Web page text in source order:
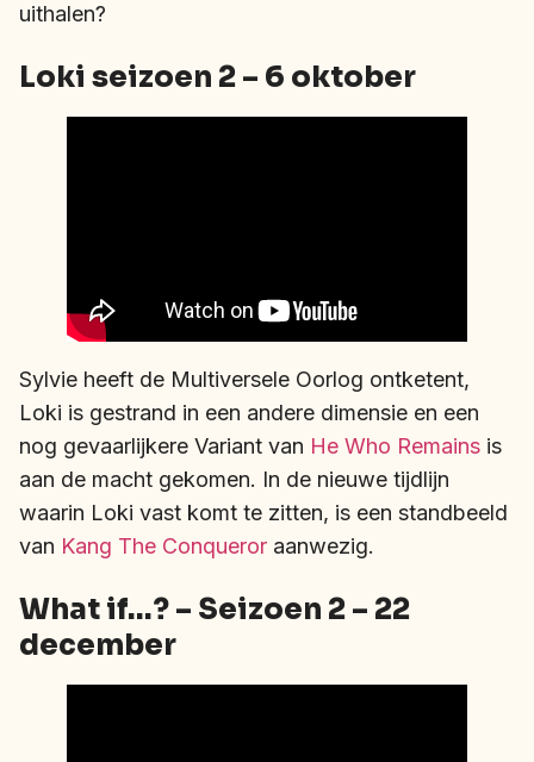
uithalen?
Loki seizoen 2 – 6 oktober
Sylvie heeft de Multiversele Oorlog ontketent,
Loki is gestrand in een andere dimensie en een
nog gevaarlijkere Variant van He Who Remains is
aan de macht gekomen. In de nieuwe tijdlijn
waarin Loki vast komt te zitten, is een standbeeld
van Kang The Conqueror aanwezig.
What if…? – Seizoen 2 – 22
december